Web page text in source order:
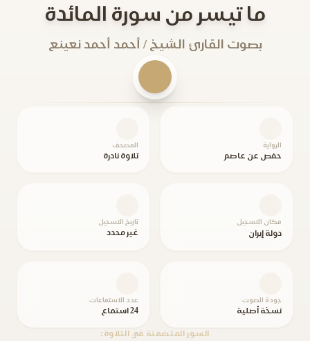
ما تيسر من سورة المائدة
بصوت القارئ الشيخ / أحمد أحمد نعينع
الرواية
حفص عن عاصم
المصحف
تلاوة نادرة
مكان التسجيل
دولة إيران
تاريخ التسجيل
غير محدد
جودة الصوت
نسخة أصلية
عدد الاستماعات
24 استماع
السور المتضمنة في التلاوة: